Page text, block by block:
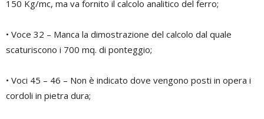
150 Kg/mc, ma va fornito il calcolo analitico del ferro;
• Voce 32 – Manca la dimostrazione del calcolo dal quale
scaturiscono i 700 mq. di ponteggio;
• Voci 45 – 46 – Non è indicato dove vengono posti in opera i
cordoli in pietra dura;